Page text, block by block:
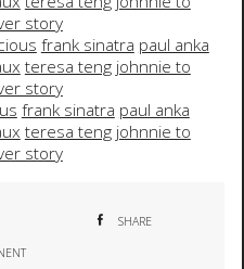
story
frank sinatra paul anka
teresa teng johnnie to
story
frank sinatra paul anka
teresa teng johnnie to
story
SHARE